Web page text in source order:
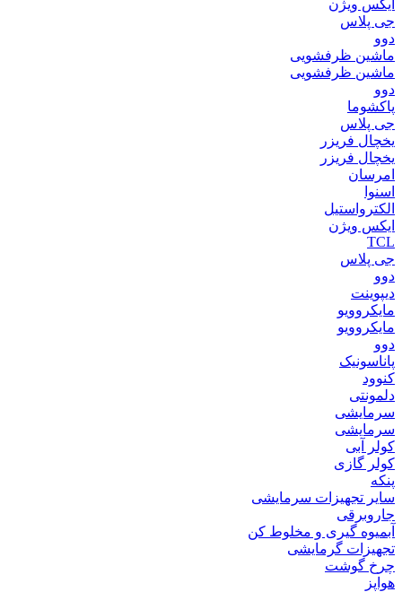
ایکس ویژن
جی پلاس
دوو
ماشین ظرفشویی
ماشین ظرفشویی
دوو
پاکشوما
جی پلاس
یخچال فریزر
یخچال فریزر
امرسان
اسنوا
الکترواستیل
ایکس ویژن
TCL
جی پلاس
دوو
دیپوینت
مایکروویو
مایکروویو
دوو
پاناسونیک
کنوود
دلمونتی
سرمایشی
سرمایشی
کولر آبی
کولر گازی
پنکه
سایر تجهیزات سرمایشی
جاروبرقی
آبمیوه گیری و مخلوط کن
تجهیزات گرمایشی
چرخ گوشت
هواپز